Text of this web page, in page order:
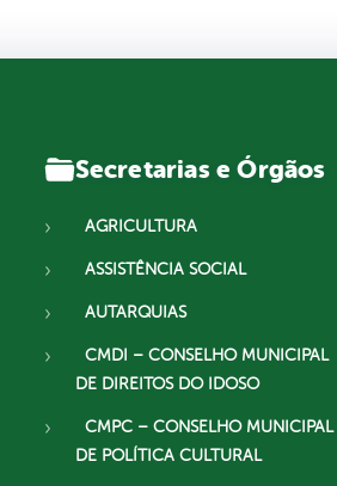
Secretarias e Órgãos
AGRICULTURA
ASSISTÊNCIA SOCIAL
AUTARQUIAS
CMDI – CONSELHO MUNICIPAL
DE DIREITOS DO IDOSO
CMPC – CONSELHO MUNICIPAL
DE POLÍTICA CULTURAL